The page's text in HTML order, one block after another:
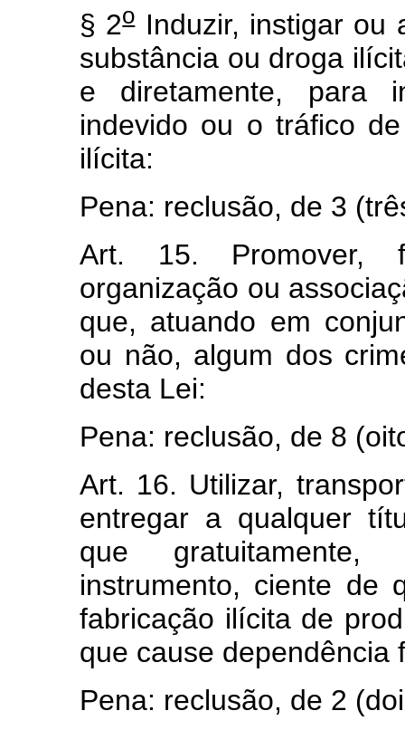
§ 2oInduzir, instigar ou
substância ou droga
e diretamente, para
indevido ou o tráfico
ilícita:
Pena: reclusão, de 3
Art. 15. Promover,
organização ou
que, atuando em
ou não, algum dos
desta Lei:
Pena: reclusão, de 8
Art. 16. Utilizar,
entregar a qualquer
que gratuitamente,
instrumento, ciente de
fabricação ilícita de
que cause dependência
Pena: reclusão, de 2